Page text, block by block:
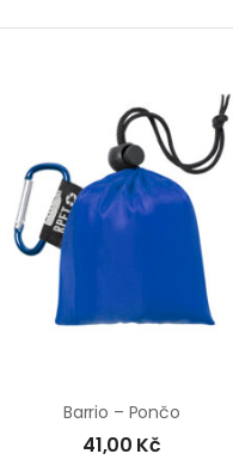
Barrio – Pončo
41,00 Kč